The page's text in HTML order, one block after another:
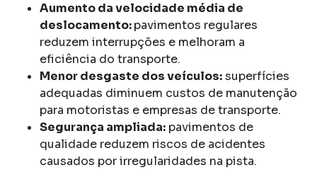
Aumento da velocidade média de
deslocamento:pavimentos regulares
reduzem interrupções e melhoram a
eficiência do transporte.
Menor desgaste dos veículos:superfícies
adequadas diminuem custos de manutenção
para motoristas e empresas de transporte.
Segurança ampliada: pavimentos de
qualidade reduzem riscos de acidentes
causados por irregularidades na pista.